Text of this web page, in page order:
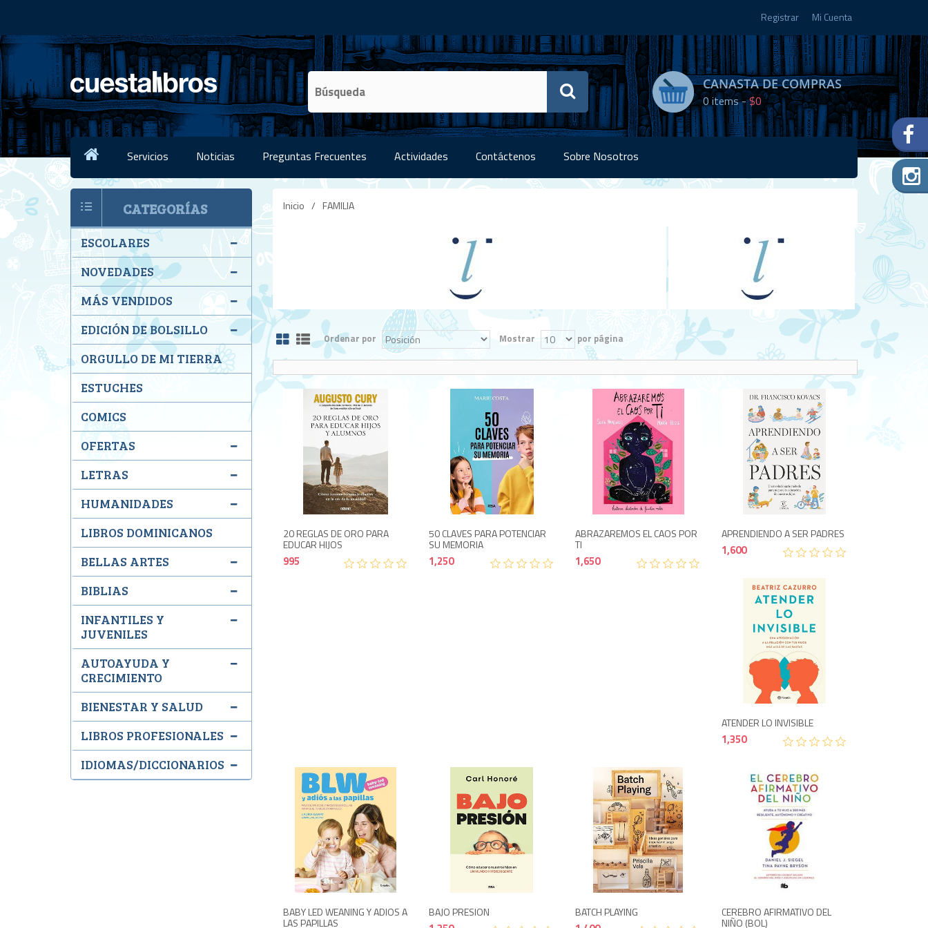
Registrar Mi Cuenta
CANASTA DE COMPRAS
0items -$0
Servicios Noticias Preguntas Frecuentes Actividades Contáctenos Sobre Nosotros
Inicio / FAMILIA
Ordenar por Mostrar por página
995
20 REGLAS DE ORO PARA
EDUCAR HIJOS
995
50 CLAVES PARA POTENCIAR
SU MEMORIA
1,250
ABRAZAREMOS EL CAOS POR
TI
1,650
APRENDIENDO A SER PADRES
1,600
ATENDER LO INVISIBLE
1,350
1,650
BABY LED WEANING Y ADIOS A
LAS PAPILLAS
1,350
BAJO PRESION BATCH PLAYING CEREBRO AFIRMATIVO DEL
NIÑO (BOL)
CATEGORÍAS
ESCOLARES
NOVEDADES
MÁS VENDIDOS
EDICIÓN DE BOLSILLO
ORGULLO DE MI TIERRA
ESTUCHES
COMICS
OFERTAS
LETRAS
HUMANIDADES
LIBROS DOMINICANOS
BELLAS ARTES
BIBLIAS
INFANTILES Y
JUVENILES
AUTOAYUDA Y
CRECIMIENTO
BIENESTAR Y SALUD
LIBROS PROFESIONALES
IDIOMAS/DICCIONARIOS